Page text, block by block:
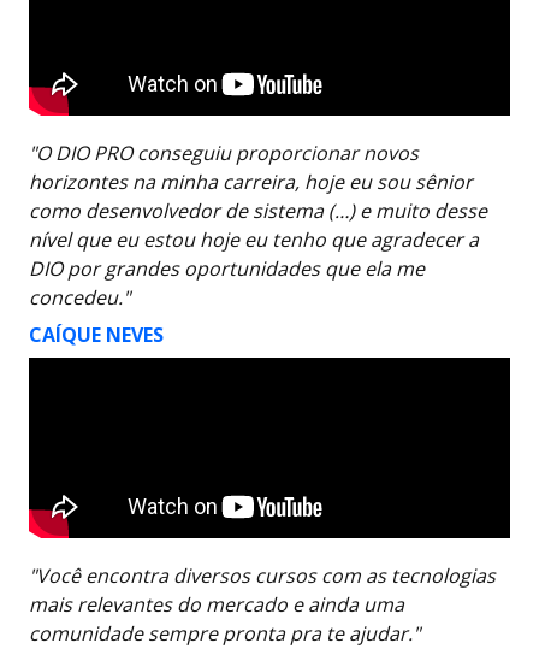
"O DIO PRO conseguiu proporcionar novos
horizontes na minha carreira, hoje eu sou sênior
como desenvolvedor de sistema (…) e muito desse
nível que eu estou hoje eu tenho que agradecer a
DIO por grandes oportunidades que ela me
concedeu."
CAÍQUE NEVES
"Você encontra diversos cursos com as tecnologias
mais relevantes do mercado e ainda uma
comunidade sempre pronta pra te ajudar."